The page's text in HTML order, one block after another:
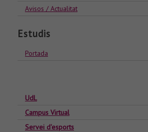
Avisos / Actualitat
Estudis
Portada
UdL
Campus Virtual
Servei d'esports